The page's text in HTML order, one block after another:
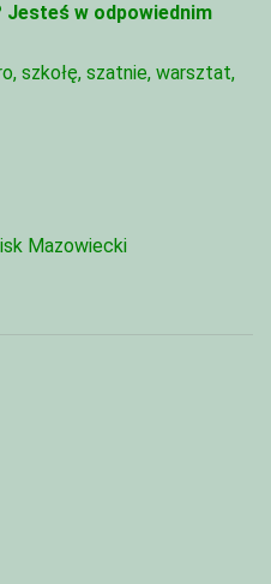
Jesteś w odpowiednim
szkołę, szatnie, warsztat,
Mazowiecki